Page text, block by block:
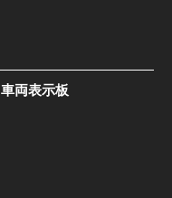
車両表示板